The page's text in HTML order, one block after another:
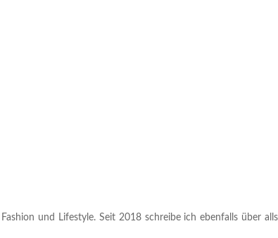
und Lifestyle. Seit 2018 schreibe ich ebenfalls über alls